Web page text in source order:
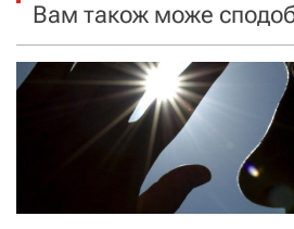
а
с
Вам також може